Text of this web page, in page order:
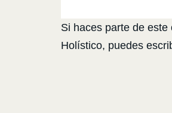
Si haces parte de
Holístico, puedes